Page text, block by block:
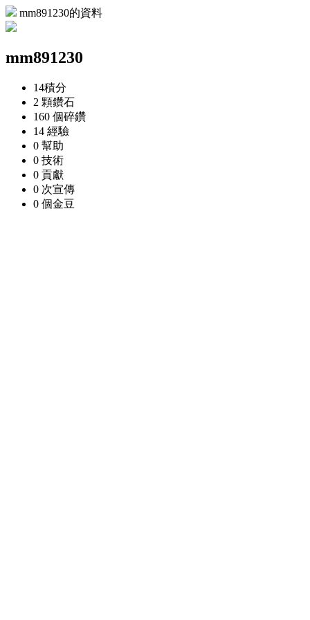
mm891230的資料
mm891230
14積分
2 顆鑽石
160 個碎鑽
14 經驗
0 幫助
0 技術
0 貢獻
0 次宣傳
0 個金豆